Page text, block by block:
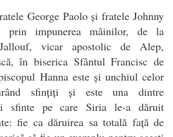
George Paolo și fratele Johnny
prin impunerea mâinilor, de la
vicar apostolic de Alep,
în biserica Sfântul Francisc de
Hanna este și unchiul celor
sfințiți și este una dintre
sfinte pe care Siria le-a dăruit
fie ca dăruirea sa totală față de